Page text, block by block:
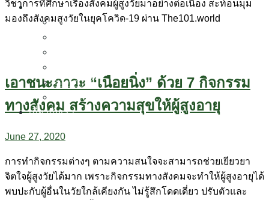
ชุดสื่อ
วารสารสารสุขผู้สูงวัย
ซอฟต์แวร์
ข่าวและบทความ
เกี่ยวกับเรา
วิชาการที่ศึกษาเรื่องสังคมผู้สูงวัยมาอย่างต่อเนื่อง สะท้อนมุม
มองถึงสังคมสูงวัยในยุคโควิด-19 ผ่าน The101.world
เอาชนะภาวะ “เนือยนิ่ง” ด้วย 7 กิจกรรม
ทางสังคม สร้างความสุขให้ผู้สูงอายุ
June 27, 2020
การทำกิจกรรมต่างๆ ตามความสนใจจะสามารถช่วยเยียวยา
จิตใจผู้สูงวัยได้มาก เพราะกิจกรรมทางสังคมจะทำให้ผู้สูงอายุได้
พบปะกับผู้อื่นในวัยใกล้เคียงกัน ไม่รู้สึกโดดเดี่ยว ปรับตัวและ